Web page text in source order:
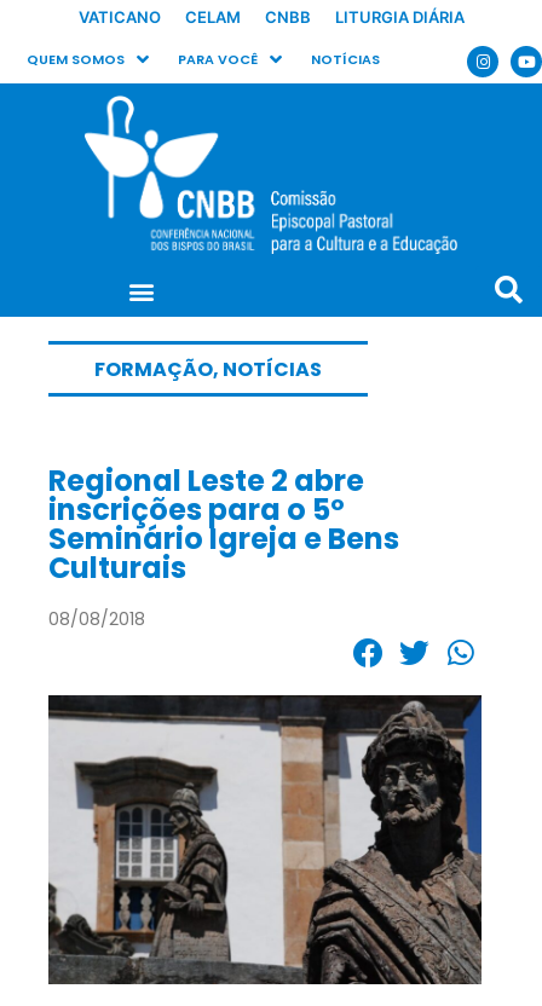
VATICANO CELAM CNBB LITURGIA DIÁRIA
QUEM SOMOS PARA VOCÊ NOTÍCIAS
FORMAÇÃO, NOTÍCIAS
Regional Leste 2 abre
inscrições para o 5º
Seminário Igreja e Bens
Culturais
08/08/2018